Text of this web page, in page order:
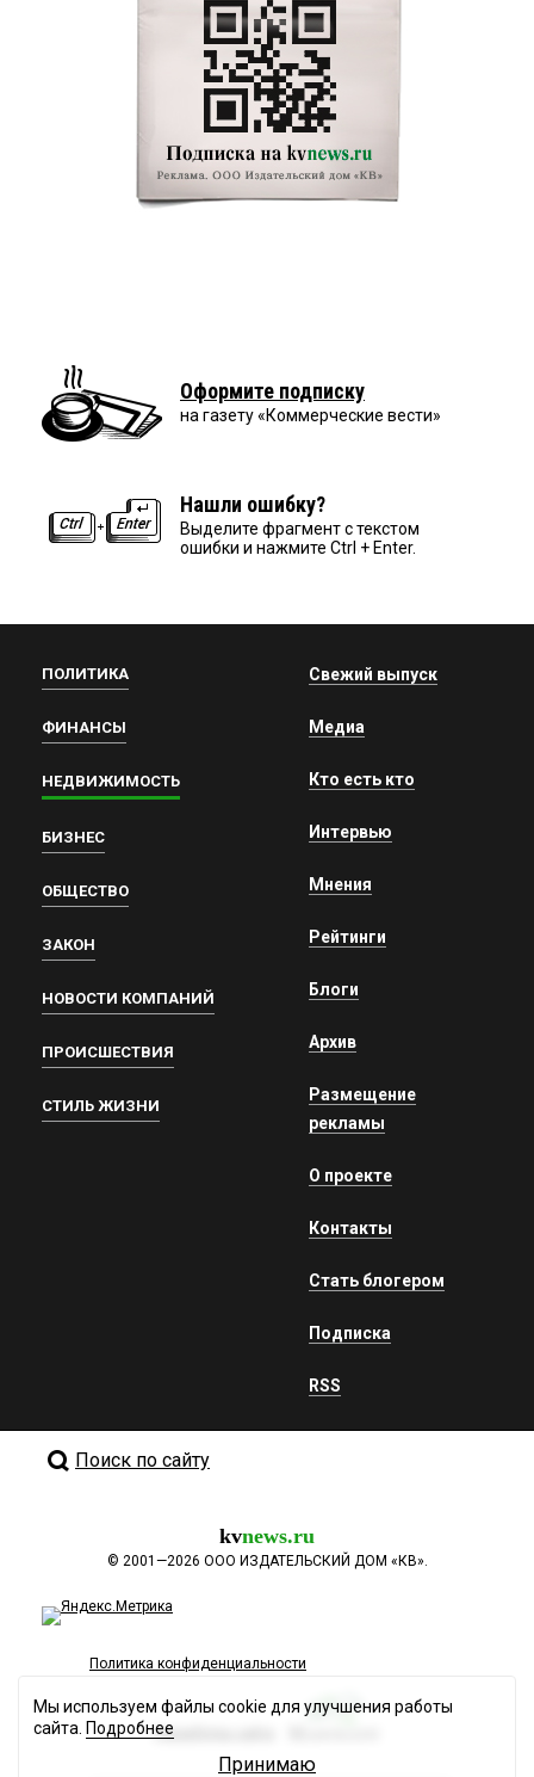
Оформите подписку
на газету «Коммерческие вести»
Нашли ошибку?
Выделите фрагмент с текстом
ошибки и нажмите Ctrl + Enter.
ПОЛИТИКА
ФИНАНСЫ
НЕДВИЖИМОСТЬ
БИЗНЕС
ОБЩЕСТВО
ЗАКОН
НОВОСТИ КОМПАНИЙ
ПРОИСШЕСТВИЯ
СТИЛЬ ЖИЗНИ
Свежий выпуск
Медиа
Кто есть кто
Интервью
Мнения
Рейтинги
Блоги
Архив
Размещение
рекламы
О проекте
Контакты
Стать блогером
Подписка
RSS
Поиск по сайту
kvnews.ru
© 2001—2026 ООО ИЗДАТЕЛЬСКИЙ ДОМ «КВ».
Политика конфиденциальности
Разработка сайта
Мы используем файлы cookie для улучшения работы
сайта. Подробнее
Принимаю